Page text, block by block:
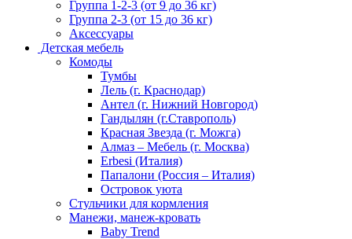
Группа 1-2-3 (от 9 до 36 кг)
Группа 2-3 (от 15 до 36 кг)
Аксессуары
Детская мебель
Комоды
Тумбы
Лель (г. Краснодар)
Антел (г. Нижний Новгород)
Гандылян (г.Ставрополь)
Красная Звезда (г. Можга)
Алмаз – Мебель (г. Москва)
Erbesi (Италия)
Папалони (Россия – Италия)
Островок уюта
Стульчики для кормления
Манежи, манеж-кровать
Baby Trend